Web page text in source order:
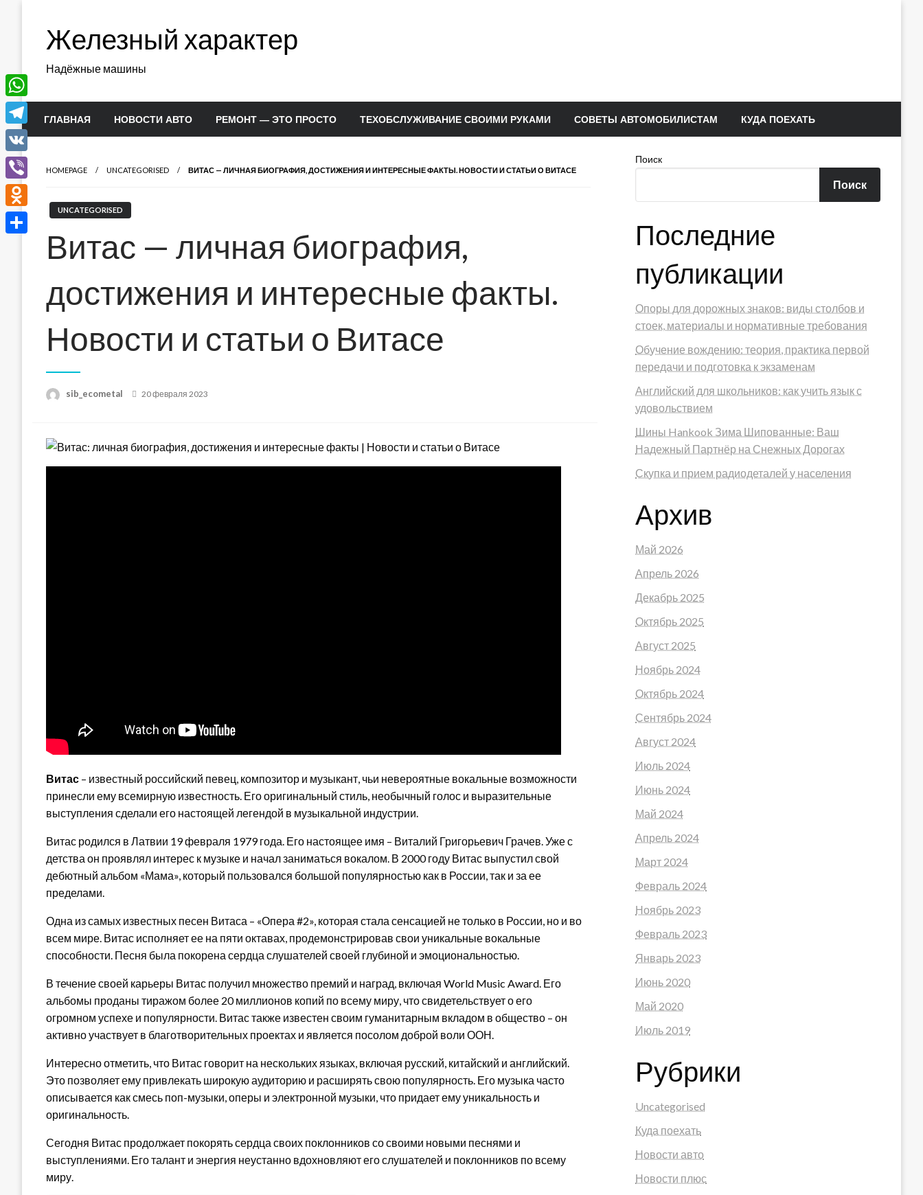
содержимомуЖелезный характер
Надёжные машины
ГЛАВНАЯ НОВОСТИ АВТО РЕМОНТ — ЭТО ПРОСТО ТЕХОБСЛУЖИВАНИЕ СВОИМИ РУКАМИ СОВЕТЫ АВТОМОБИЛИСТАМ КУДА ПОЕХАТЬ
HOMEPAGE UNCATEGORISED ВИТАС — ЛИЧНАЯ БИОГРАФИЯ, ДОСТИЖЕНИЯ И ИНТЕРЕСНЫЕ ФАКТЫ. НОВОСТИ И СТАТЬИ О ВИТАСЕ
UNCATEGORISED
Витас — личная биография,
достижения и интересные факты.
Новости и статьи о Витасе
sib_ecometal
Posted
20 февраля 2023
Витас – известный российский певец, композитор и музыкант, чьи невероятные вокальные возможности
принесли ему всемирную известность. Его оригинальный стиль, необычный голос и выразительные
выступления сделали его настоящей легендой в музыкальной индустрии.
Витас родился в Латвии 19 февраля 1979 года. Его настоящее имя – Виталий Григорьевич Грачев. Уже с
детства он проявлял интерес к музыке и начал заниматься вокалом. В 2000 году Витас выпустил свой
дебютный альбом «Мама», который пользовался большой популярностью как в России, так и за ее
пределами.
Одна из самых известных песен Витаса – «Опера #2», которая стала сенсацией не только в России, но и во
всем мире. Витас исполняет ее на пяти октавах, продемонстрировав свои уникальные вокальные
способности. Песня была покорена сердца слушателей своей глубиной и эмоциональностью.
В течение своей карьеры Витас получил множество премий и наград, включая World Music Award. Его
альбомы проданы тиражом более 20 миллионов копий по всему миру, что свидетельствует о его
огромном успехе и популярности. Витас также известен своим гуманитарным вкладом в общество – он
активно участвует в благотворительных проектах и является посолом доброй воли ООН.
Интересно отметить, что Витас говорит на нескольких языках, включая русский, китайский и английский.
Это позволяет ему привлекать широкую аудиторию и расширять свою популярность. Его музыка часто
описывается как смесь поп-музыки, оперы и электронной музыки, что придает ему уникальность и
оригинальность.
Сегодня Витас продолжает покорять сердца своих поклонников со своими новыми песнями и
выступлениями. Его талант и энергия неустанно вдохновляют его слушателей и поклонников по всему
миру.
Поиск
Поиск
Последние
публикации
Опоры для дорожных знаков: виды столбов и
стоек, материалы и нормативные требования
Обучение вождению: теория, практика первой
передачи и подготовка к экзаменам
Английский для школьников: как учить язык с
удовольствием
Шины Hankook Зима Шипованные: Ваш
Надежный Партнёр на Снежных Дорогах
Скупка и прием радиодеталей у населения
Архив
Май 2026
Апрель 2026
Декабрь 2025
Октябрь 2025
Август 2025
Ноябрь 2024
Октябрь 2024
Сентябрь 2024
Август 2024
Июль 2024
Июнь 2024
Май 2024
Апрель 2024
Март 2024
Февраль 2024
Ноябрь 2023
Февраль 2023
Январь 2023
Июнь 2020
Май 2020
Июль 2019
Рубрики
Uncategorised
Куда поехать
Новости авто
Новости плюс
WhatsApp
Telegram
VK
Viber
Odnoklassniki
Отправить